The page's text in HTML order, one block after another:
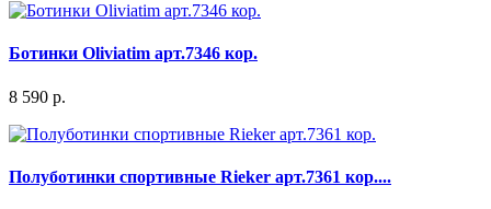
Ботинки Oliviatim арт.7346 кор.
8 590 р.
Полуботинки спортивные Rieker арт.7361 кор....